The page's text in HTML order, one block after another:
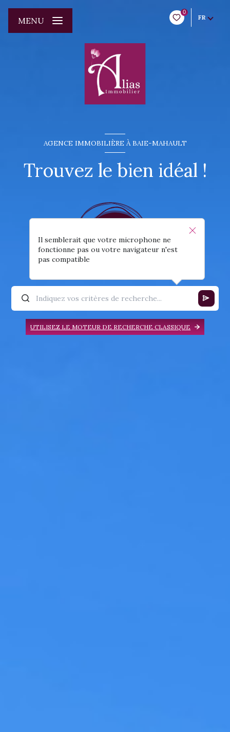
0
FR
MENU
AGENCE IMMOBILIÈRE À BAIE-MAHAULT
Trouvez le bien idéal !
Il semblerait que votre microphone ne
fonctionne pas ou votre navigateur n'est
pas compatible
UTILISEZ LE MOTEUR DE RECHERCHE CLASSIQUE